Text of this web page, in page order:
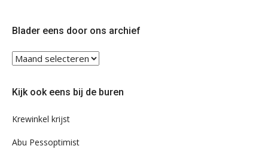
Blader eens door ons archief
Blader
eens
ons
Kijk ook eens bij de buren
Krewinkel krijst
Abu Pessoptimist